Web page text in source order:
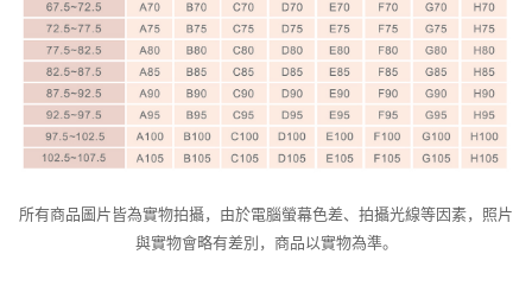
所有商品圖片皆為實物拍攝，由於電腦螢幕色差、拍攝光線等因素，照片
與實物會略有差別，商品以實物為準。